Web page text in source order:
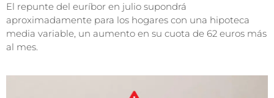
El repunte del euríbor en julio supondrá
aproximadamente para los hogares con una hipoteca
media variable, un aumento en su cuota de 62 euros más
al mes.